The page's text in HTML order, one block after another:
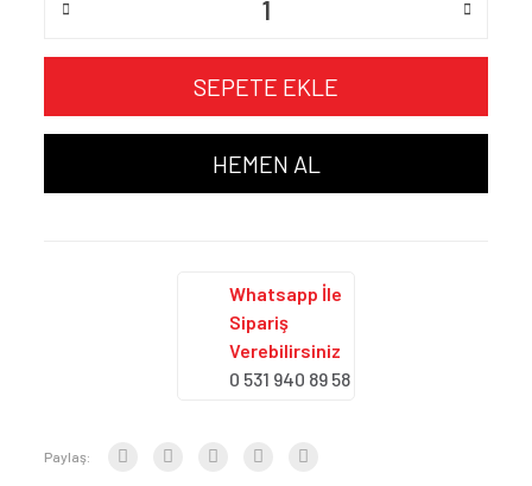
SEPETE EKLE
HEMEN AL
Whatsapp İle
Sipariş
Verebilirsiniz
0 531 940 89 58
Paylaş: